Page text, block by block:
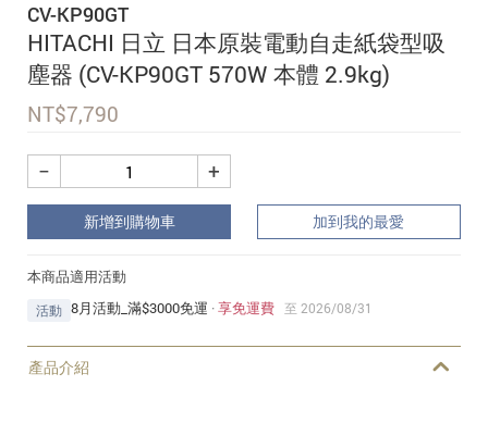
CV-KP90GT
HITACHI 日立 日本原裝電動自走紙袋型吸
塵器 (CV-KP90GT 570W 本體 2.9kg)
NT$7,790
+
−
新增到購物車 加到我的最愛
本商品適用活動
活動 8月活動_滿$3000免運 ·享免運費 至 2026/08/31
產品介紹
加入 JARVIS VIP